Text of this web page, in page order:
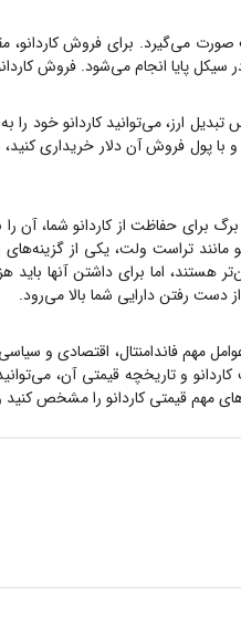
صورت می‌گیرد. برای فروشکاردانو،
سیکل پایا انجام می‌شود. فروش
ارز، می‌توانیدکاردانوخود را
با پول فروش آن دلار خریداری
برای حفاظت از کاردانوشما، آن را
مانند تراست ولت، یکی از گزینه‌های
هستند، اما برای داشتن آنها
دست رفتن دارایی شما بالا می‌رود.
مهم فاندامنتال، اقتصادی و
کاردانوو تاریخچه قیمتی آن،
مهم قیمتی کاردانو را مشخص کنید